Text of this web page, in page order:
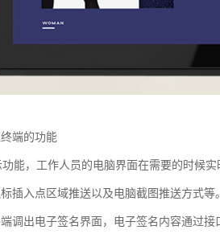
端的功能
，工作人员的电脑界面在需要的时候实
插入点区域推送以及电脑截图推送方式
调出电子签名界面，电子签名内容通过